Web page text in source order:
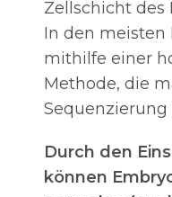
Zellschicht des
In den meisten
mithilfe einer
Methode, die
Durch den
können